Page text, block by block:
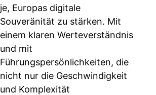
je, Europas digitale
Souveränität zu stärken. Mit
einem klaren Werteverständnis
und mit
Führungspersönlichkeiten, die
nicht nur die Geschwindigkeit
und Komplexität